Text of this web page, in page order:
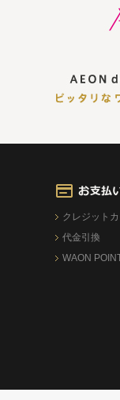
クレジット
代金引換
WAON